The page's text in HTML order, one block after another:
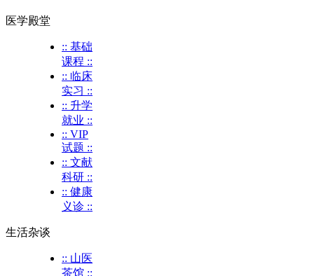
医学殿堂
:: 基础
课程 ::
:: 临床
实习 ::
:: 升学
就业 ::
:: VIP
试题 ::
:: 文献
科研 ::
:: 健康
义诊 ::
生活杂谈
:: 山医
茶馆 ::